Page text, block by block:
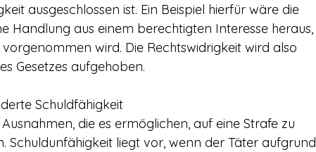
ausgeschlossen ist. Ein Beispiel hierfür wäre die
Handlung aus einem berechtigten Interesse heraus,
wird. Die Rechtswidrigkeit wird also
Gesetzes aufgehoben.
Schuldfähigkeit
die es ermöglichen, auf eine Strafe zu
Schuldunfähigkeit liegt vor, wenn der Täter aufgrund